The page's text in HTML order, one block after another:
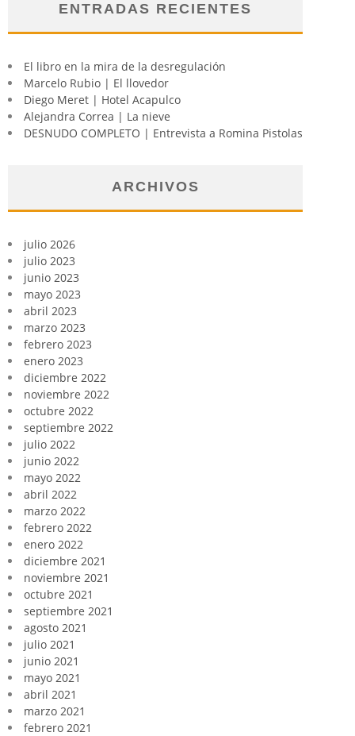
ENTRADAS RECIENTES
El libro en la mira de la desregulación
Marcelo Rubio | El llovedor
Diego Meret | Hotel Acapulco
Alejandra Correa | La nieve
DESNUDO COMPLETO | Entrevista a Romina Pistolas
ARCHIVOS
julio 2026
julio 2023
junio 2023
mayo 2023
abril 2023
marzo 2023
febrero 2023
enero 2023
diciembre 2022
noviembre 2022
octubre 2022
septiembre 2022
julio 2022
junio 2022
mayo 2022
abril 2022
marzo 2022
febrero 2022
enero 2022
diciembre 2021
noviembre 2021
octubre 2021
septiembre 2021
agosto 2021
julio 2021
junio 2021
mayo 2021
abril 2021
marzo 2021
febrero 2021